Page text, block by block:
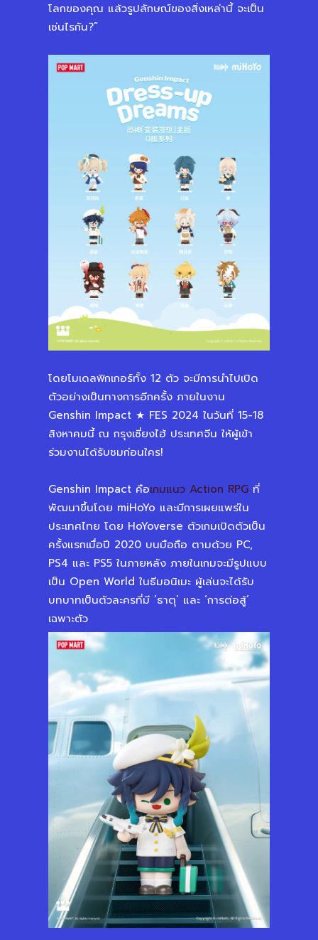
โลกของคุณ แล้วรูปลักษณ์ของสิ่งเหล่านี้ จะเป็น
เช่นไรกัน?”
โดยโมเดลฟิกเกอร์ทั้ง 12 ตัว จะมีการนำไปเปิด
ตัวอย่างเป็นทางการอีกครั้ง ภายในงาน
Genshin Impact ★ FES 2024 ในวันที่ 15-18
สิงหาคมนี้ ณ กรุงเซี่ยงไฮ้ ประเทศจีน ให้ผู้เข้า
ร่วมงานได้รับชมก่อนใคร!
Genshin Impact คือเกมแนว Action RPG ที่
พัฒนาขึ้นโดย miHoYo และมีการเผยแพร่ใน
ประเทศไทย โดย HoYoverse ตัวเกมเปิดตัวเป็น
ครั้งแรกเมื่อปี 2020 บนมือถือ ตามด้วย PC,
PS4 และ PS5 ในภายหลัง ภายในเกมจะมีรูปแบบ
เป็น Open World ในธีมอนิเมะ ผู้เล่นจะได้รับ
บทบาทเป็นตัวละครที่มี ‘ธาตุ’ และ ‘การต่อสู้’
เฉพาะตัว